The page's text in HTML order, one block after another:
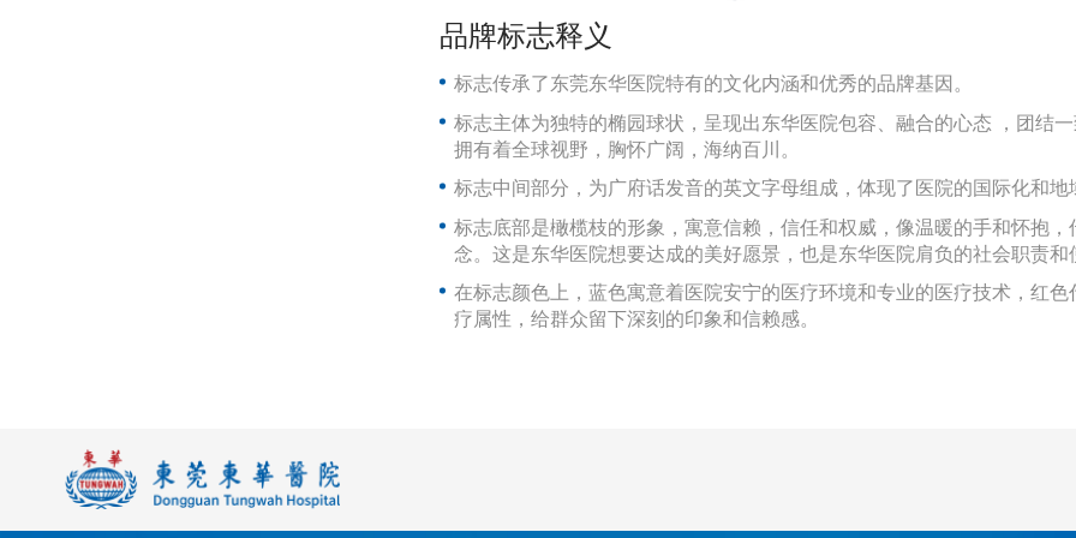
品牌标志释义
标志传承了东莞东华医院特有的文化内涵和优秀的品牌基因。
标志主体为独特的椭园球状，呈现出东华医院包容、融合的心态 ，团结
拥有着全球视野，胸怀广阔，海纳百川。
标志中间部分，为广府话发音的英文字母组成，体现了医院的国际化和
标志底部是橄榄枝的形象，寓意信赖，信任和权威，像温暖的手和怀抱
念。这是东华医院想要达成的美好愿景，也是东华医院肩负的社会职责和
在标志颜色上，蓝色寓意着医院安宁的医疗环境和专业的医疗技术，红
疗属性，给群众留下深刻的印象和信赖感。